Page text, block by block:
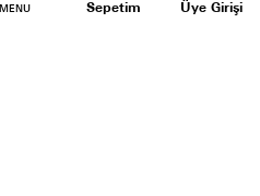
MENU Sepetim Üye Girişi